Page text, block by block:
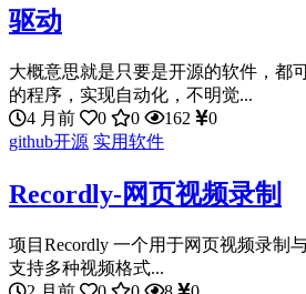
驱动
大概意思就是只要是开源的软件，都
的程序，实现自动化，不明觉...
4 月前
0 0 162
0
github开源 实用软件
Recordly-网页视频录制
项目Recordly 一个用于网页视频录制
支持多种视频格式...